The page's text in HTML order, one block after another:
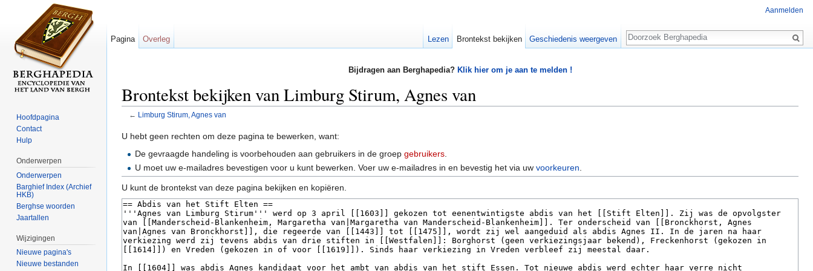
Bijdragen aan Berghapedia? Klik hier om je aan te melden !
Brontekst bekijken van Limburg Stirum, Agnes van
← Limburg Stirum, Agnes van
U hebt geen rechten om deze pagina te bewerken, want:
De gevraagde handeling is voorbehouden aan gebruikers in de groepgebruikers
U moet uw e-mailadres bevestigen voor u kunt bewerken. Voer uw e-mailadres in en bevestig het via uwvoorkeuren
U kunt de brontekst van deze pagina bekijken en kopiëren.
Aanmelden
Pagina Overleg Lezen Brontekst bekijken Geschiedenis weergeven
Zoeken
Hoofdpagina
Contact
Hulp
Onderwerpen
Onderwerpen
Barghief Index (Archief
HKB)
Berghse woorden
Jaartallen
Wijzigingen
Nieuwe pagina's
Nieuwe bestanden